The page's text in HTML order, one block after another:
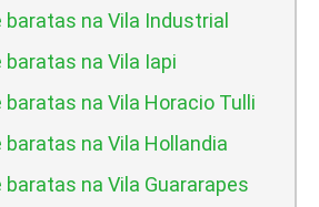
baratas na Vila Industrial
baratas na Vila Iapi
baratas na Vila Horacio Tulli
baratas na Vila Hollandia
baratas na Vila Guararapes